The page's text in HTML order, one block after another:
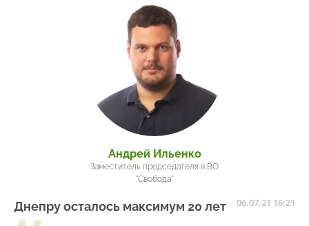
Андрей Ильенко
Заместитель председателя в ВО
"Свобода"
Днепру осталось максимум 20 лет 06.07.21 16:21